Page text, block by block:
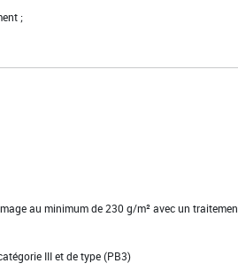
;
au minimum de 230 g/m² avec un
III et de type (PB3)